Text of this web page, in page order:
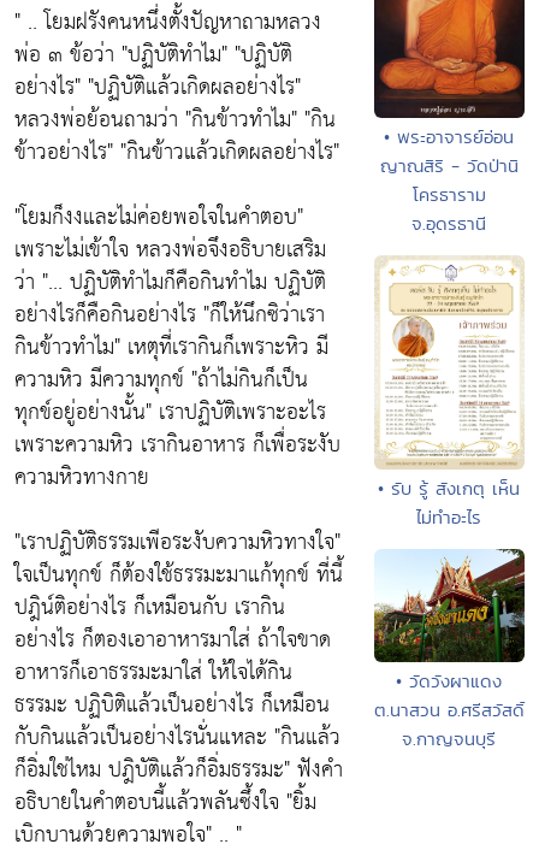
" .. โยมฝรังคนหนึ่งตั้งปัญหาถามหลวง
พ่อ ๓ ข้อว่า "ปฏิบัติทำไม" "ปฏิบัติ
อย่างไร" "ปฏิบัติแล้วเกิดผลอย่างไร"
หลวงพ่อย้อนถามว่า "กินข้าวทำไม" "กิน
ข้าวอย่างไร" "กินข้าวแล้วเกิดผลอย่างไร"
"โยมก็งงและไม่ค่อยพอใจในคำตอบ"
เพราะไม่เข้าใจ หลวงพ่อจึงอธิบายเสริม
ว่า "... ปฏิบัติทำไมก็คือกินทำไม ปฏิบัติ
อย่างไรก็คือกินอย่างไร "ก็ให้นึกซิว่าเรา
กินข้าวทำไม" เหตุที่เรากินก็เพราะหิว มี
ความหิว มีความทุกข์ "ถ้าไม่กินก็เป็น
ทุกข์อยู่อย่างนั้น" เราปฏิบัติเพราะอะไร
เพราะความหิว เรากินอาหาร ก็เพื่อระงับ
ความหิวทางกาย
"เราปฏิบัติธรรมเพีอระงับความหิวทางใจ"
ใจเป็นทุกข์ ก็ต้องใช้ธรรมะมาแก้ทุกข์ ที่นี้
ปฎิน์ติอย่างไร ก็เหมือนกับ เรากิน
อย่างไร ก็ตองเอาอาหารมาใส่ ถ้าใจขาด
อาหารก็เอาธรรมะมาใส่ ให้ใจได้กิน
ธรรมะ ปฏิบิติแล้วเป็นอย่างไร ก็เหมือน
กับกินแล้วเป็นอย่างไรนั่นแหละ "กินแล้ว
ก็อิ่มใช่ไหม ปฎิบัติแล้วก็อิ่มธรรมะ"ฟังคำ
อธิบายในคำตอบนี้แล้วพลันซึ้งใจ "ยิ้ม
เบิกบานด้วยความพอใจ" .. "
• พระอาจารย์อ่อน
ญาณสิริ - วัดป่านิ
โครธาราม
จ.อุดรธานี
• รับ รู้ สังเกตุ เห็น
ไม่ทำอะไร
• วัดวังผาแดง
ต.นาสวน อ.ศรีสวัสดิ์
จ.กาญจนบุรี